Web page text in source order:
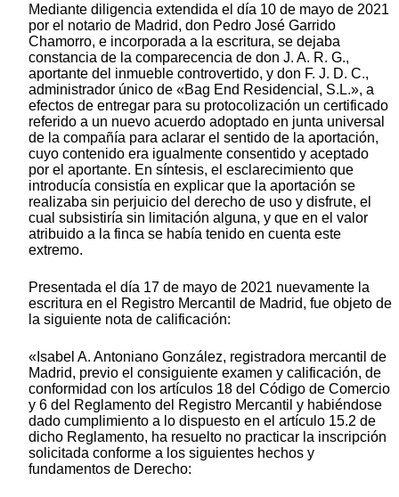
Mediante diligencia extendida el día 10 de mayo de 2021
por el notario de Madrid, don Pedro José Garrido
Chamorro, e incorporada a la escritura, se dejaba
constancia de la comparecencia de don J. A. R. G.,
aportante del inmueble controvertido, y don F. J. D. C.,
administrador único de «Bag End Residencial, S.L.», a
efectos de entregar para su protocolización un certificado
referido a un nuevo acuerdo adoptado en junta universal
de la compañía para aclarar el sentido de la aportación,
cuyo contenido era igualmente consentido y aceptado
por el aportante. En síntesis, el esclarecimiento que
introducía consistía en explicar que la aportación se
realizaba sin perjuicio del derecho de uso y disfrute, el
cual subsistiría sin limitación alguna, y que en el valor
atribuido a la finca se había tenido en cuenta este
extremo.
Presentada el día 17 de mayo de 2021 nuevamente la
escritura en el Registro Mercantil de Madrid, fue objeto de
la siguiente nota de calificación:
«Isabel A. Antoniano González, registradora mercantil de
Madrid, previo el consiguiente examen y calificación, de
conformidad con los artículos 18 del Código de Comercio
y 6 del Reglamento del Registro Mercantil y habiéndose
dado cumplimiento a lo dispuesto en el artículo 15.2 de
dicho Reglamento, ha resuelto no practicar la inscripción
solicitada conforme a los siguientes hechos y
fundamentos de Derecho: